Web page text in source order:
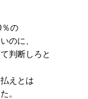
％の
のに、
判断しろと
えとは
。